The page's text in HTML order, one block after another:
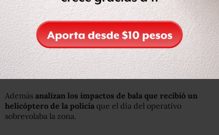
Indicó que la PGR, instancia que atrajo las investigaciones
de los hechos desde principios de julio, tiene en su
poder las armas de los policías que participaron en el
operativopara tratar de establecer si alguna de éstas se
encuentra vinculada con la muerte de las seis personas y
las heridas provocadas a decenas más.
Además analizan los impactos de bala que recibió un
helicóptero de la policía que el día del operativo
sobrevolaba la zona.